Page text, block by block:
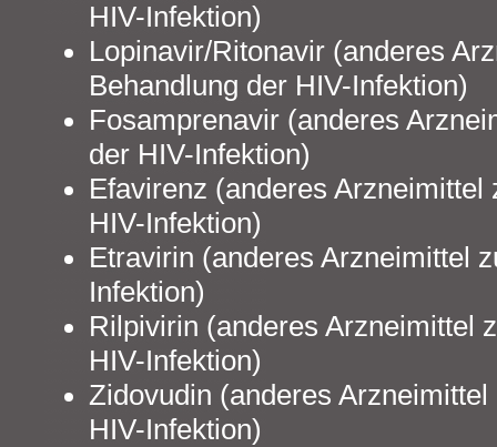
HIV-Infektion)
Lopinavir/Ritonavir (anderes
Behandlung der HIV-Infektion)
Fosamprenavir (anderes
der HIV-Infektion)
Efavirenz (anderes Arzneimittel
HIV-Infektion)
Etravirin (anderes Arzneimittel
Infektion)
Rilpivirin (anderes Arzneimittel
HIV-Infektion)
Zidovudin (anderes
HIV-Infektion)